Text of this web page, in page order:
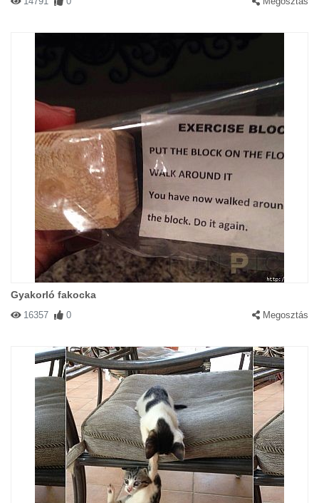
Gyakorló fakocka
16357 0 Megosztás